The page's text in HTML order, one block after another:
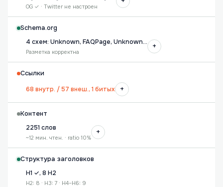
OG ✓ · Twitter не настроен
Schema.org
4 схем: Unknown, FAQPage, Unknown…
Разметка корректна
+
Ссылки
68 внутр. / 57 внеш., 1 битых
+
Контент
2251 слов
~12 мин. чтен. · ratio 10%
+
Структура заголовков
H1 ✓, 8 H2
H2: 8 · H3: 7 · H4–H6: 9